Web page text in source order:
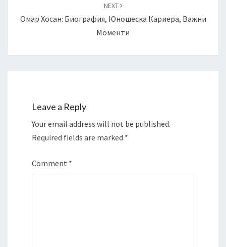
NEXT
Омар Хосан: Биография, Юношеска Кариера, Важни
Моменти
Leave a Reply
Your email address will not be published.
Required fields are marked *
Comment *